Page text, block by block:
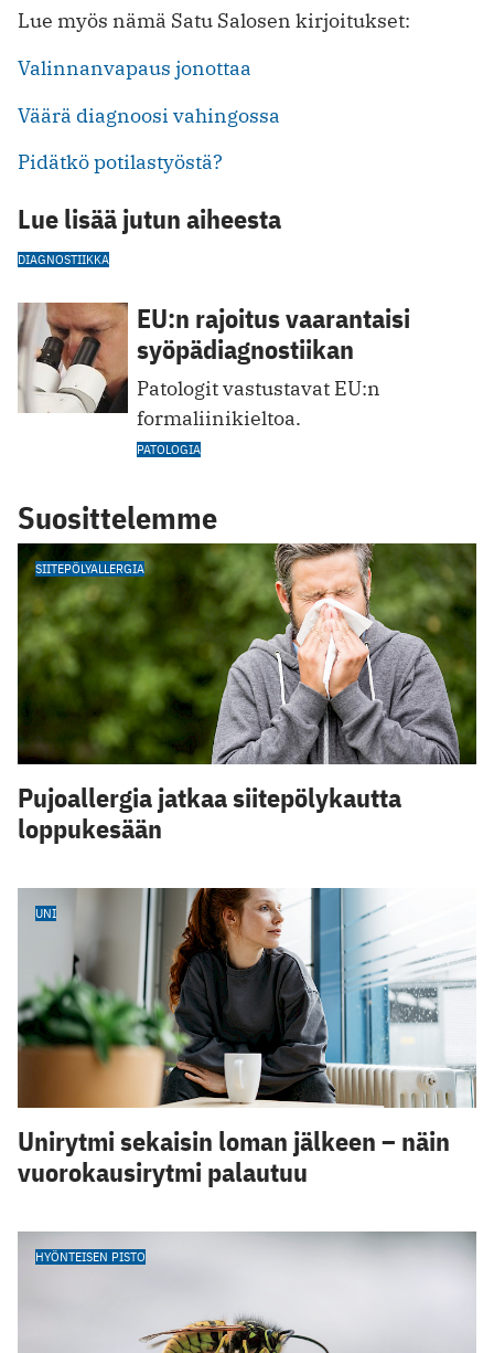
Lue myös nämä Satu Salosen kirjoitukset:
Valinnanvapaus jonottaa
Väärä diagnoosi vahingossa
Pidätkö potilastyöstä?
Lue lisää jutun aiheesta
DIAGNOSTIIKKA
EU:n rajoitus vaarantaisi
syöpädiagnostiikan
Patologit vastustavat EU:n
formaliinikieltoa.
PATOLOGIA
Suosittelemme
SIITEPÖLYALLERGIA
Pujoallergia jatkaa siitepölykautta
loppukesään
UNI
Unirytmi sekaisin loman jälkeen – näin
vuorokausirytmi palautuu
HYÖNTEISEN PISTO